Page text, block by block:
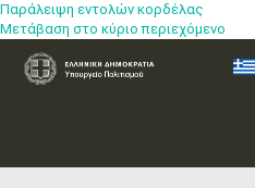
Παράλειψη εντολών κορδέλας
Μετάβαση στο κύριο περιεχόμενο
ελ